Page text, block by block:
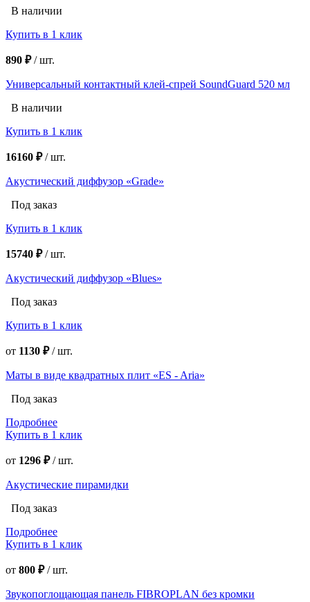
В наличии
Купить в 1 клик
890 ₽/шт.
Универсальный контактный клей-спрей SoundGuard 520 мл
В наличии
Купить в 1 клик
16160 ₽/шт.
Акустический диффузор «Grade»
Под заказ
Купить в 1 клик
15740 ₽/шт.
Акустический диффузор «Blues»
Под заказ
Купить в 1 клик
от 1130 ₽/шт.
Маты в виде квадратных плит «ES - Aria»
Под заказ
Подробнее
Купить в 1 клик
от 1296 ₽/шт.
Акустические пирамидки
Под заказ
Подробнее
Купить в 1 клик
от 800 ₽/шт.
Звукопоглощающая панель FIBROPLAN без кромки